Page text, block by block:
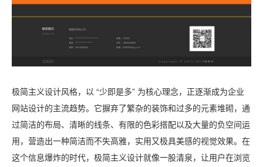
极简主义设计风格，以 “少即是多” 为核心理念，正逐渐成为企业
网站设计的主流趋势。它摒弃了繁杂的装饰和过多的元素堆砌，通
过简洁的布局、清晰的线条、有限的色彩搭配以及大量的负空间运
用，营造出一种简洁而不失高雅，实用又极具美感的视觉效果。在
这个信息爆炸的时代，极简主义设计就像一股清泉，让用户在浏览